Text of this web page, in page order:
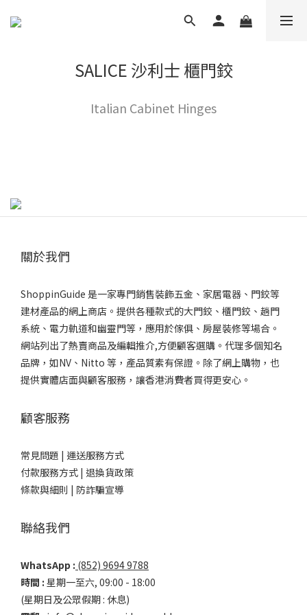
SALICE 沙利士 櫃門鉸
Italian Cabinet Hinges
關於我們
ShoppinGuide 是一家專門銷售裝飾五金、家居電器、門鉸等
建材產品的網上商店。提供各種款式的大門鉸、櫃門鉸、趟門
系統、電力軌道和幽靈門等，應用於傢俱、房屋裝修等場合。
網站列出了熱賣商品及編輯推介,方便顧客選購。代理多個知名
品牌，如NV、Nitto 等，產品質素有保證。除了網上購物，也
提供實體店面與顧客服務，讓香港消費者買得更安心。
顧客服務
常見問題 | 運送服務方式
付款服務方式 | 退換貨政策
條款與細則 | 防詐騙宣導
聯絡我們
WhatsApp : (852) 9694 9788
時間 : 星期一至六, 09:00 - 18:00
(星期日及公眾假期 : 休息)